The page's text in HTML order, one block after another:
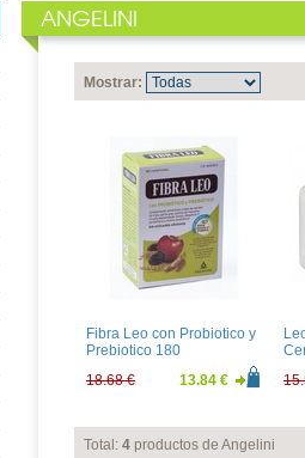
ANGELINI
Mostrar:
Fibra Leo con Probiotico y
Prebiotico 180
18.68 € 13.84 €
Total: 4 productos de Angelini